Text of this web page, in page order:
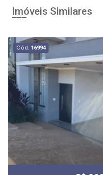
Imóveis Similares
Cód. 16994